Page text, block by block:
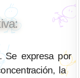
Se expresa por
la